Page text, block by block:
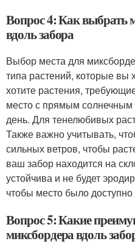
Вопрос 4: Как выбрать
вдоль забора
Выбор места для
типа растений, которые вы
хотите растения,
место с прямым солнечным
день. Для тенелюбивых
Также важно учитывать,
сильных ветров, чтобы
ваш забор находится на
устойчива и не будет
чтобы место было
Вопрос 5: Какие
миксбордера вдоль